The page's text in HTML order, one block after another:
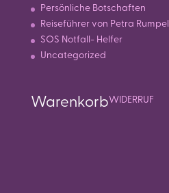
Persönliche Botschaften
Reiseführer von Petra Rumpel
SOS Notfall- Helfer
Uncategorized
WarenkorbWIDERRUF